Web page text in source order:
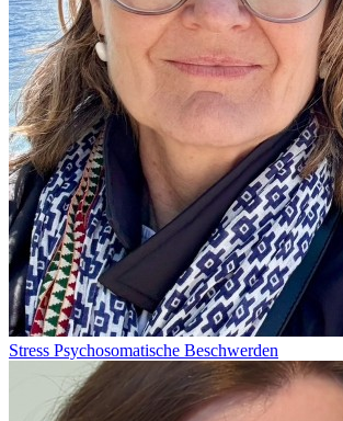
Stress Psychosomatische Beschwerden